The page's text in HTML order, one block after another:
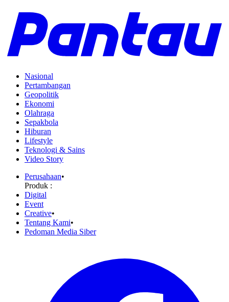
Nasional
Pertambangan
Geopolitik
Ekonomi
Olahraga
Sepakbola
Hiburan
Lifestyle
Teknologi & Sains
Video Story
Perusahaan•
Produk :
Digital
Event
Creative•
Tentang Kami•
Pedoman Media Siber